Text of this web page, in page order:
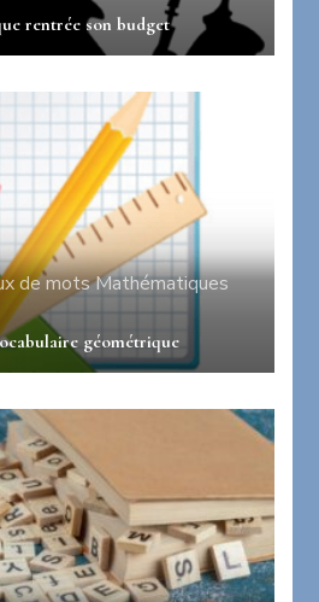
rentrée son budget
de motsMathématiques
géométrique